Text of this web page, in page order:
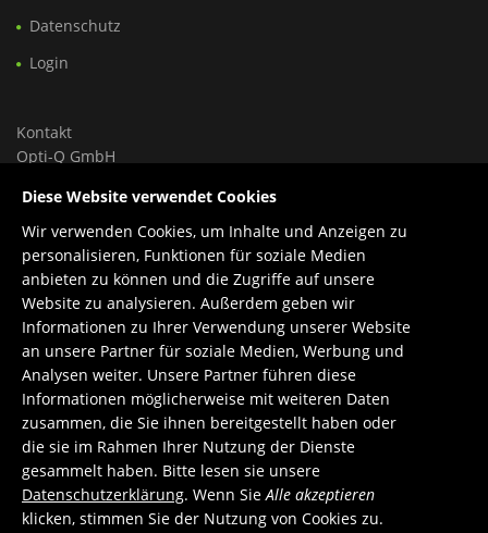
Datenschutz
Login
Kontakt
Opti-Q GmbH
1030 Wien, Österreich
Tel.: +43 699 150 84 588
Support: +43 660 1960 270
E-Mail:office@opti-q.com
Support:support@opti-q.com
Diese Website verwendet Cookies
Wir verwenden Cookies, um Inhalte und Anzeigen zu
personalisieren, Funktionen für soziale Medien
anbieten zu können und die Zugriffe auf unsere
Website zu analysieren. Außerdem geben wir
Informationen zu Ihrer Verwendung unserer Website
an unsere Partner für soziale Medien, Werbung und
Analysen weiter. Unsere Partner führen diese
Informationen möglicherweise mit weiteren Daten
zusammen, die Sie ihnen bereitgestellt haben oder
die sie im Rahmen Ihrer Nutzung der Dienste
gesammelt haben. Bitte lesen sie unsere
Datenschutzerklärung. Wenn SieAlle akzeptieren
klicken, stimmen Sie der Nutzung von Cookies zu.